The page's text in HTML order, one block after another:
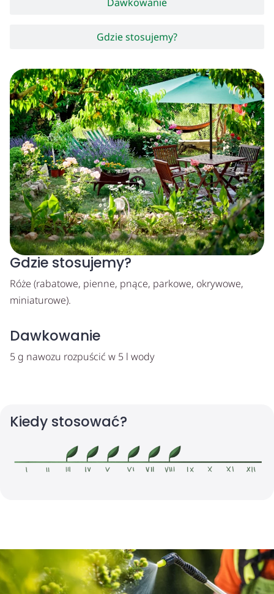
Gdzie stosujemy?
Gdzie stosujemy?
Róże (rabatowe, pienne, pnące, parkowe, okrywowe,
miniaturowe).
Dawkowanie
5 g nawozu rozpuścić w 5 l wody
Kiedy stosować?